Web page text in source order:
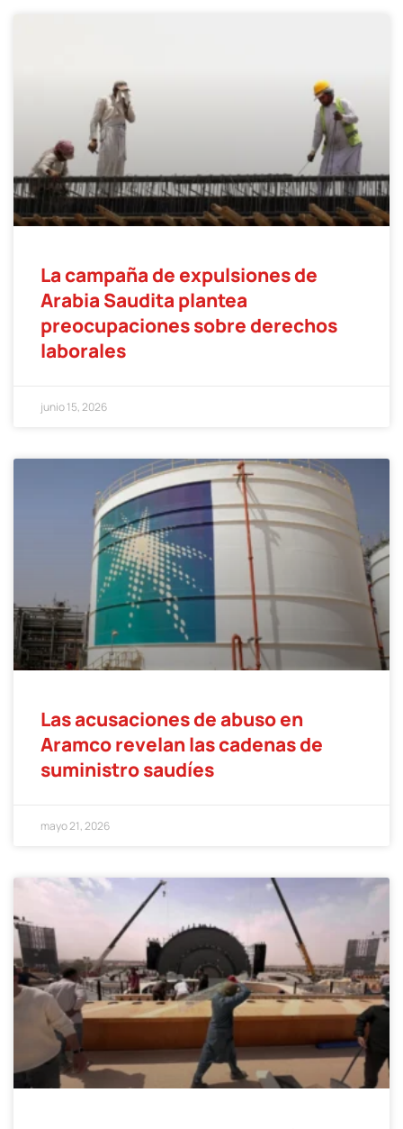
La campaña de expulsiones de
Arabia Saudita plantea
preocupaciones sobre derechos
laborales
junio 15, 2026
Las acusaciones de abuso en
Aramco revelan las cadenas de
suministro saudíes
mayo 21, 2026